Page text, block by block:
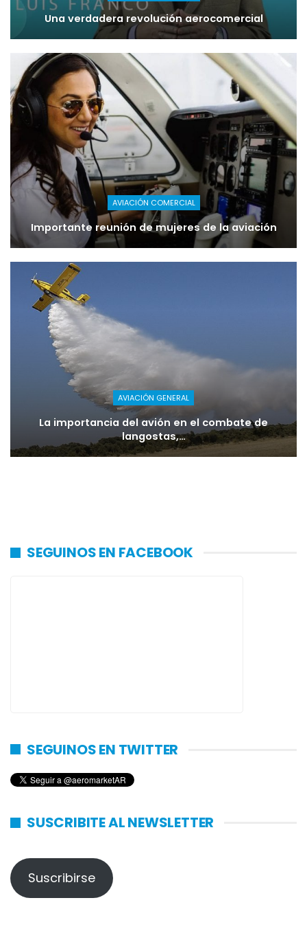
Una verdadera revolución aerocomercial
AVIACIÓN COMERCIAL
Importante reunión de mujeres de la aviación
AVIACIÓN GENERAL
La importancia del avión en el combate de
langostas,…
SEGUINOS EN FACEBOOK
SEGUINOS EN TWITTER
SUSCRIBITE AL NEWSLETTER
Suscribirse